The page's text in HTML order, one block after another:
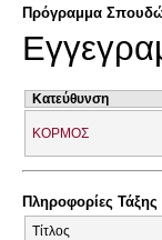
Πρόγραμμα
Κατεύθυνση
ΚΟΡΜΟΣ
Πληροφορίες Τάξης
Τίτλος